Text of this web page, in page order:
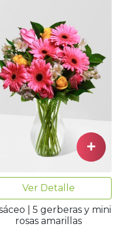
Ver Detalle
| 5 gerberas y mini
rosas amarillas